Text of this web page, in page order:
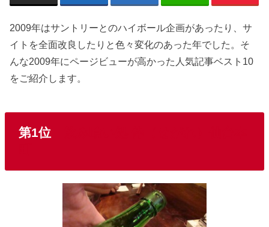
2009年はサントリーとのハイボール企画があったり、サ
イトを全面改良したりと色々変化のあった年でした。そ
んな2009年にページビューが高かった人気記事ベスト10
をご紹介します。
第1位